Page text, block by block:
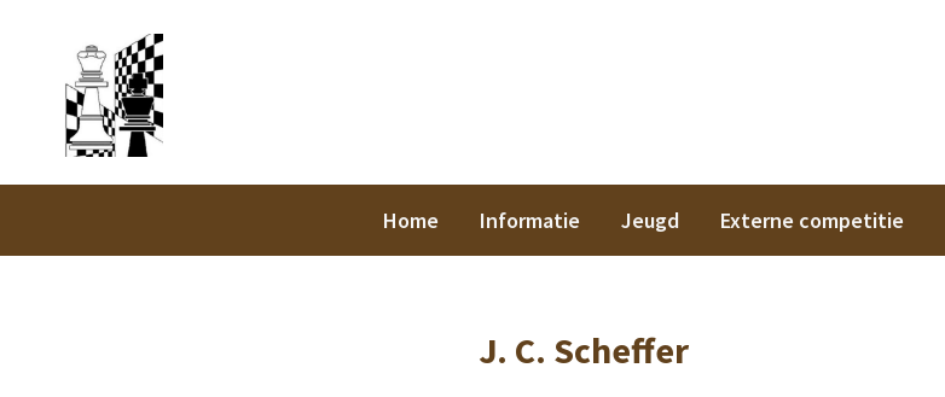
hoofdnavigatie
sidebar
voettekst
Home Informatie Jeugd Externe competitie
J. C. Scheffer